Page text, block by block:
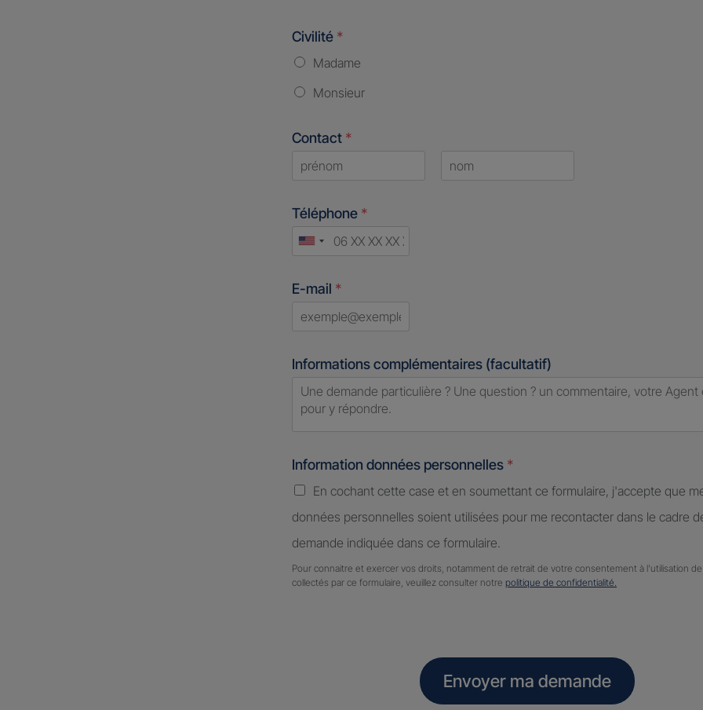
Civilité *
Madame
Monsieur
Contact *
Téléphone *
United
+1
E-mail *
Informations complémentaires (facultatif)
Information données personnelles *
En cochant cette case et en soumettant ce formulaire, j'accepte que
données personnelles soient utilisées pour me recontacter dans le cadre
demande indiquée dans ce formulaire.
Pour connaitre et exercer vos droits, notamment de retrait de votre consentement à l'utilisation
collectés par ce formulaire, veuillez consulter notre politique de confidentialité.
Envoyer ma demande